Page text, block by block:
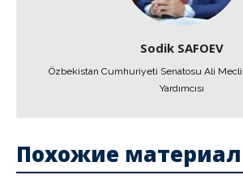
Sodik SAFOEV
Özbekistan Cumhuriyeti Senatosu Ali
Yardımcısı
Похожие